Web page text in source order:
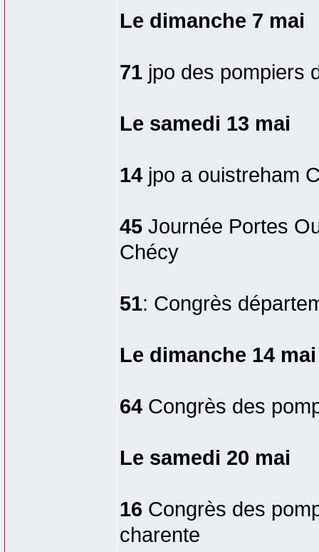
Le dimanche 7 mai
71 jpo des pompiers
Le samedi 13 mai
14 jpo a ouistreham
45 Journée Portes
Chécy
51: Congrès
Le dimanche 14 mai
64 Congrès des
Le samedi 20 mai
16 Congrès des
charente